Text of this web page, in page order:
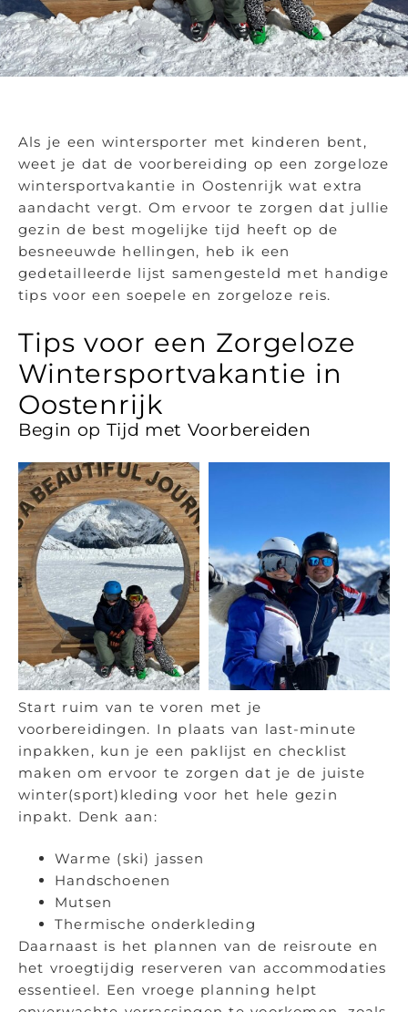
Als je een wintersporter met kinderen bent,
weet je dat de voorbereiding op een zorgeloze
wintersportvakantie in Oostenrijk wat extra
aandacht vergt. Om ervoor te zorgen dat jullie
gezin de best mogelijke tijd heeft op de
besneeuwde hellingen, heb ik een
gedetailleerde lijst samengesteld met handige
tips voor een soepele en zorgeloze reis.
Tips voor een Zorgeloze
Wintersportvakantie in
Oostenrijk
Begin op Tijd met Voorbereiden
Start ruim van te voren met je
voorbereidingen. In plaats van last-minute
inpakken, kun je een paklijst en checklist
maken om ervoor te zorgen dat je de juiste
winter(sport)kleding voor het hele gezin
inpakt. Denk aan:
Warme (ski) jassen
Handschoenen
Mutsen
Thermische onderkleding
Daarnaast is het plannen van de reisroute en
het vroegtijdig reserveren van accommodaties
essentieel. Een vroege planning helpt